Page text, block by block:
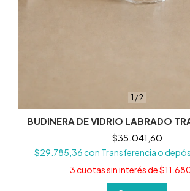
1 /2
BUDINERA DE VIDRIO LABRADO
$35.041,60
$29.785,36con Transferencia o
3cuotas sin interés de